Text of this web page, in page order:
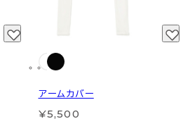
アームカバー
¥5,500